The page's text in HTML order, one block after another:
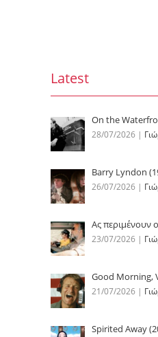
Latest
On the
28/07/2026 |
Barry Lyndon
26/07/2026 |
Ας περιμένουν
23/07/2026 |
Good Morning,
21/07/2026 |
Spirited Away